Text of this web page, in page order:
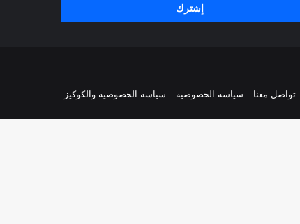
تواصل معنا سياسة الخصوصية سياسة الخصوصية والكوكيز